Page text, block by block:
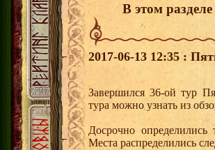
В этом
2017-06-13 12:35 :
Завершился 36-ой тур
тура можно узнать из
Досрочно
Места распределились